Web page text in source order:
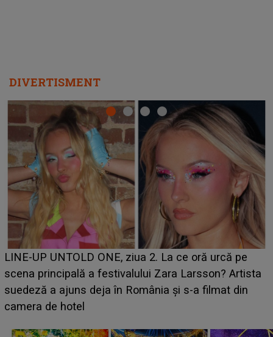
DIVERTISMENT
Ce a dezvăluit noua concurentă din "Casa Iubirii" l-a
luat prin surprindere pe Emanuel. CINE ESTE
BĂIATUL VIZAT de Alexandra?! Aflându-se în fața
faptului împlinit, A RECUNOSCUT IMEDIAT: "Am